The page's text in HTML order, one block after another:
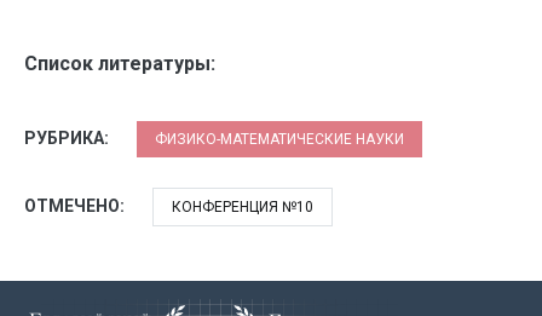
Список литературы:
РУБРИКА: ФИЗИКО-МАТЕМАТИЧЕСКИЕ НАУКИ
ОТМЕЧЕНО: КОНФЕРЕНЦИЯ №10